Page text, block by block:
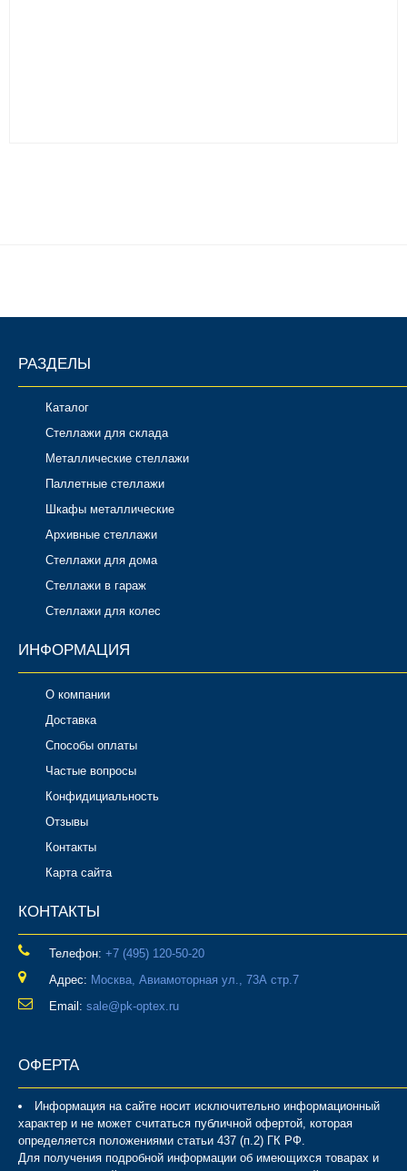
РАЗДЕЛЫ
Каталог
Стеллажи для склада
Металлические стеллажи
Паллетные стеллажи
Шкафы металлические
Архивные стеллажи
Стеллажи для дома
Стеллажи в гараж
Стеллажи для колес
ИНФОРМАЦИЯ
О компании
Доставка
Способы оплаты
Частые вопросы
Конфидициальность
Отзывы
Контакты
Карта сайта
КОНТАКТЫ
Телефон: ‎+7 (495) 120-50-20
Адрес: Москва, Авиамоторная ул., 73А стр.7
Email: sale@pk-optex.ru
ОФЕРТА
Информация на сайте носит исключительно информационный
характер и не может считаться публичной офертой, которая
определяется положениями статьи 437 (п.2) ГК РФ.
Для получения подробной информации об имеющихся товарах и